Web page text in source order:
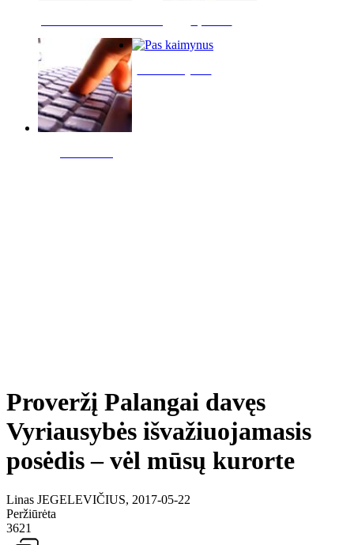
Proveržį Palangai davęs
Vyriausybės išvažiuojamasis
posėdis – vėl mūsų kurorte
Linas JEGELEVIČIUS, 2017-05-22
Peržiūrėta
3621